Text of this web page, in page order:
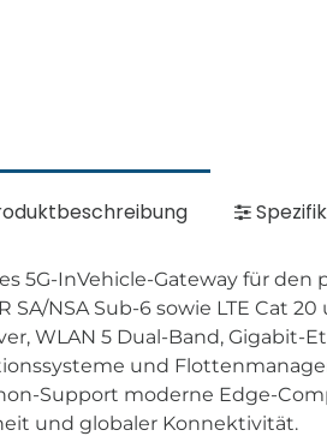
5G-InVehicle-Gateway für
NSA Sub-6 sowie LTE Cat
WLAN 5 Dual-Band, Gigabit-
und
Support moderne Edge-
und globaler Konnektivität.